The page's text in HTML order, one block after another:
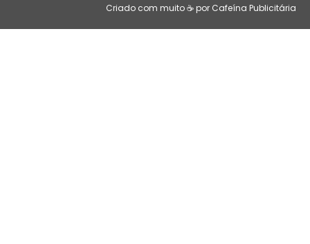
Criado com muito ☕ por Cafeína Publicitária